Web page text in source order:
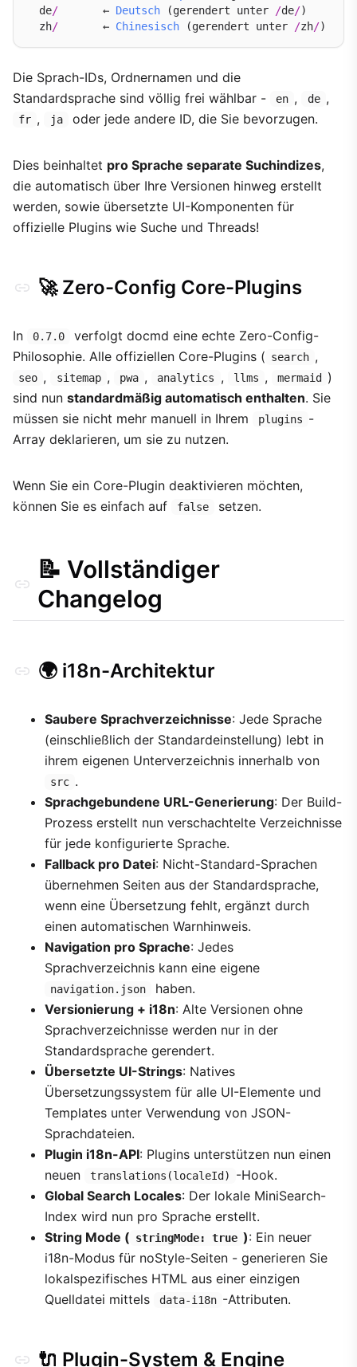
  de
/
       ←
Deutsch (gerendert unter /de/)
  zh
/
       ←
Chinesisch (gerendert unter /zh/
Die Sprach-IDs, Ordnernamen und die
Standardsprache sind völlig frei wählbar -
en , de ,
fr , ja oder jede andere ID, die Sie bevorzugen.
Dies beinhaltet pro Sprache separate Suchindizes,
die automatisch über Ihre Versionen hinweg erstellt
werden, sowie übersetzte UI-Komponenten für
offizielle Plugins wie Suche und Threads!
🚀 Zero-Config Core-Plugins
In 0.7.0
verfolgt docmd eine echte Zero-Config-
Philosophie. Alle offiziellen Core-Plugins ( search ,
seo , sitemap , pwa , analytics , llms , mermaid
)
sind nun standardmäßig automatisch enthalten. Sie
müssen sie nicht mehr manuell in Ihrem
plugins -
Array deklarieren, um sie zu nutzen.
Wenn Sie ein Core-Plugin deaktivieren möchten,
können Sie es einfach auf
false setzen.
📝 Vollständiger
Changelog
🌍 i18n-Architektur
Saubere Sprachverzeichnisse: Jede Sprache
(einschließlich der Standardeinstellung) lebt in
ihrem eigenen Unterverzeichnis innerhalb von
src .
Sprachgebundene URL-Generierung: Der Build-
Prozess erstellt nun verschachtelte Verzeichnisse
für jede konfigurierte Sprache.
Fallback pro Datei: Nicht-Standard-Sprachen
übernehmen Seiten aus der Standardsprache,
wenn eine Übersetzung fehlt, ergänzt durch
einen automatischen Warnhinweis.
Navigation pro Sprache: Jedes
Sprachverzeichnis kann eine eigene
navigation.json
haben.
Versionierung + i18n: Alte Versionen ohne
Sprachverzeichnisse werden nur in der
Standardsprache gerendert.
Übersetzte UI-Strings: Natives
Übersetzungssystem für alle UI-Elemente und
Templates unter Verwendung von JSON-
Sprachdateien.
Plugin i18n-API: Plugins unterstützen nun einen
neuen
translations(localeId)
-Hook.
Global Search Locales: Der lokale MiniSearch-
Index wird nun pro Sprache erstellt.
String Mode ( stringMode: true ): Ein neuer
i18n-Modus für noStyle-Seiten - generieren Sie
lokalspezifisches HTML aus einer einzigen
Quelldatei mittels
data-i18n -Attributen.
🔌 Plugin-System & Engine